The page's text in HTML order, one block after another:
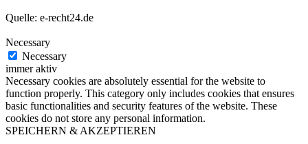
Quelle: e-recht24.de
Necessary
Necessary
immer aktiv
Necessary cookies are absolutely essential for the website to
function properly. This category only includes cookies that ensures
basic functionalities and security features of the website. These
cookies do not store any personal information.
SPEICHERN & AKZEPTIEREN